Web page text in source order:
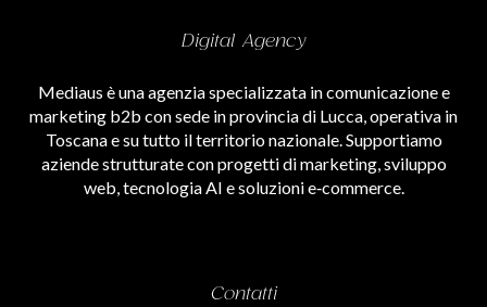
Digital Agency
Mediaus è una agenzia specializzata in comunicazione e
marketing b2b con sede in provincia di Lucca, operativa in
Toscana e su tutto il territorio nazionale. Supportiamo
aziende strutturate con progetti di marketing, sviluppo
web, tecnologia AI e soluzioni e‑commerce.
Contatti